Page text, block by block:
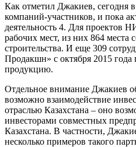
Как отметил Джакиев, сегодня
компаний-участников, и пока
деятельность 4. Для проектов
рабочих мест, из них 864 места
строительства. И еще 309
Продакшн» с октября 2015
продукцию.
Отдельное внимание Джакиев
возможно взаимодействие
отраслью Казахстана – оно
инвесторами совместных
Казахстана. В частности,
несколько примеров такого